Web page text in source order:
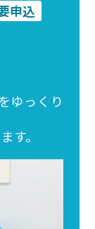
申込
ゆっくり
す。